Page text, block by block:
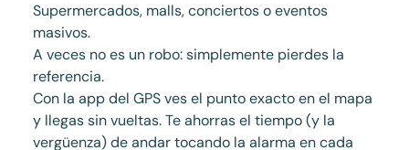
Supermercados, malls, conciertos o eventos
masivos.
A veces no es un robo: simplemente pierdes la
referencia.
Con la app del GPS ves el punto exacto en el mapa
y llegas sin vueltas. Te ahorras el tiempo (y la
vergüenza) de andar tocando la alarma en cada